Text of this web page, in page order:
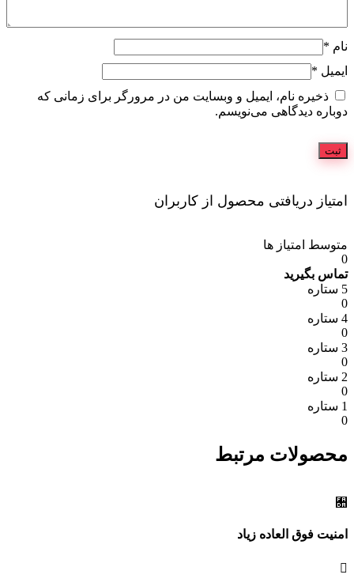
نام *
ایمیل *
ذخیره نام، ایمیل و وبسایت من در مرورگر برای زمانی که
دوباره دیدگاهی می‌نویسم.
امتیاز دریافتی محصول از کاربران
متوسط امتیاز ها
0
تماس بگیرید
5 ستاره
0
4 ستاره
0
3 ستاره
0
2 ستاره
0
1 ستاره
0
محصولات مرتبط
امنیت فوق العاده زیاد